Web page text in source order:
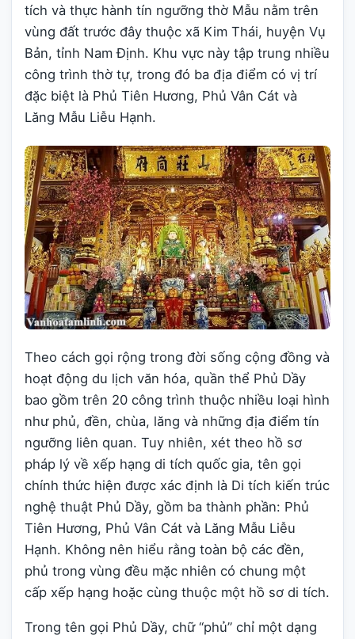
tích và thực hành tín ngưỡng thờ Mẫu nằm trên
vùng đất trước đây thuộc xã Kim Thái, huyện Vụ
Bản, tỉnh Nam Định. Khu vực này tập trung nhiều
công trình thờ tự, trong đó ba địa điểm có vị trí
đặc biệt là Phủ Tiên Hương, Phủ Vân Cát và
Lăng Mẫu Liễu Hạnh.
Theo cách gọi rộng trong đời sống cộng đồng và
hoạt động du lịch văn hóa, quần thể Phủ Dầy
bao gồm trên 20 công trình thuộc nhiều loại hình
như phủ, đền, chùa, lăng và những địa điểm tín
ngưỡng liên quan. Tuy nhiên, xét theo hồ sơ
pháp lý về xếp hạng di tích quốc gia, tên gọi
chính thức hiện được xác định là Di tích kiến trúc
nghệ thuật Phủ Dầy, gồm ba thành phần: Phủ
Tiên Hương, Phủ Vân Cát và Lăng Mẫu Liễu
Hạnh. Không nên hiểu rằng toàn bộ các đền,
phủ trong vùng đều mặc nhiên có chung một
cấp xếp hạng hoặc cùng thuộc một hồ sơ di tích.
Trong tên gọi Phủ Dầy, chữ “phủ” chỉ một dạng